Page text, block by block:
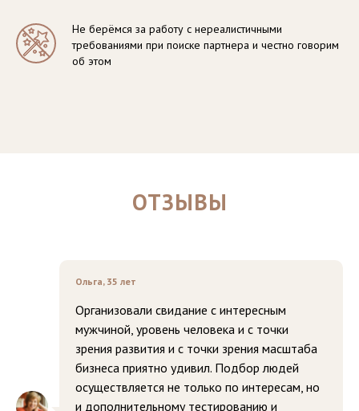
Не берёмся за работу с нереалистичными
требованиями при поиске партнера и честно говорим
об этом
ОТЗЫВЫ
Ольга, 35 лет
Организовали свидание с интересным
мужчиной, уровень человека и с точки
зрения развития и с точки зрения масштаба
бизнеса приятно удивил. Подбор людей
осуществляется не только по интересам, но
и дополнительному тестированию и